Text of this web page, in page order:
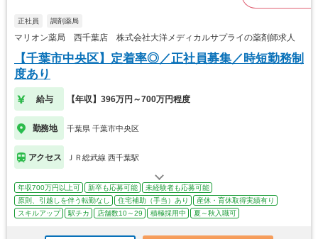
正社員 調剤薬局
マリオン薬局 西千葉店 株式会社大洋メディカルサプライの薬剤師求人
【千葉市中央区】定着率◎／正社員募集／時短勤務制
度あり
給与 【年収】396万円～700万円程度
勤務地 千葉県 千葉市中央区
アクセス ＪＲ総武線 西千葉駅
年収700万円以上可 新卒も応募可能
未経験者も応募可能
原則、引越しを伴う転勤なし
住宅補助（手当）あり
産休・育休取得実績有り
スキルアップ
駅チカ 店舗数10～29 積極採用中 夏～秋入職可